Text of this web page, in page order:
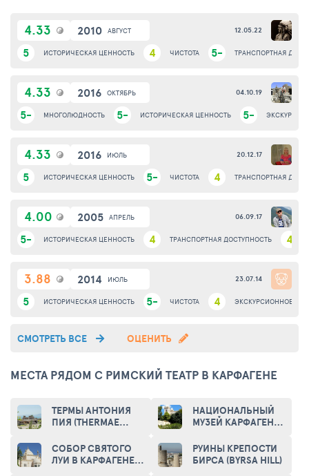
4.33
5 ИСТОРИЧЕСКАЯ ЦЕННОСТЬ 4 ЧИСТОТА 5- ТРАНСПОРТНАЯ
2010 АВГУСТ 12.05.22
4.33
5- МНОГОЛЮДНОСТЬ 5- ИСТОРИЧЕСКАЯ ЦЕННОСТЬ 5-
2016 ОКТЯБРЬ 04.10.19
4.33
5 ИСТОРИЧЕСКАЯ ЦЕННОСТЬ 5- ЧИСТОТА 4 ТРАНСПОРТНАЯ
2016 ИЮЛЬ 20.12.17
4.00
5- ИСТОРИЧЕСКАЯ ЦЕННОСТЬ 4 ТРАНСПОРТНАЯ ДОСТУПНОСТЬ 4
2005 АПРЕЛЬ 06.09.17
3.88
5 ИСТОРИЧЕСКАЯ ЦЕННОСТЬ 5- ЧИСТОТА 4 ЭКСКУРСИОННОЕ
2014 ИЮЛЬ 23.07.14
СМОТРЕТЬ ВСЕ ОЦЕНИТЬ
МЕСТА РЯДОМ С РИМСКИЙ ТЕАТР В КАРФАГЕНЕ
ТЕРМЫ АНТОНИЯ
ПИЯ (THERMAE
НАЦИОНАЛЬНЫЙ
МУЗЕЙ КАРФАГЕНА
OF CARTHAGE)
СОБОР СВЯТОГО
ЛУИ В КАРФАГЕНЕ
РУИНЫ КРЕПОСТИ
БИРСА (BYRSA HILL)